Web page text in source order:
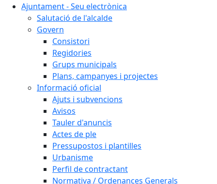
Ajuntament - Seu electrònica
Salutació de l'alcalde
Govern
Consistori
Regidories
Grups municipals
Plans, campanyes i projectes
Informació oficial
Ajuts i subvencions
Avisos
Tauler d'anuncis
Actes de ple
Pressupostos i plantilles
Urbanisme
Perfil de contractant
Normativa / Ordenances Generals